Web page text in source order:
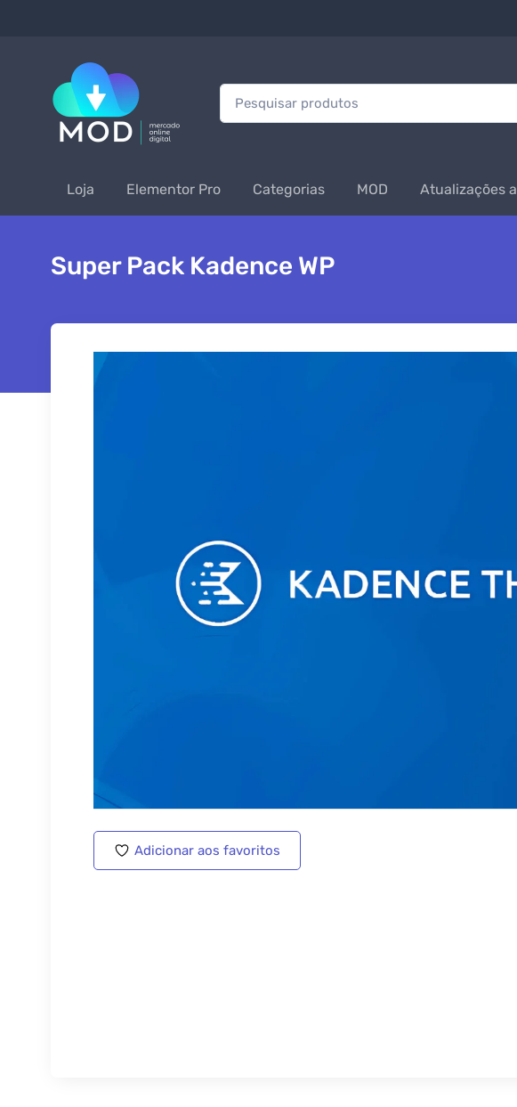
Procurar:
Loja Elementor Pro Categorias MOD Atualizações
Super Pack Kadence WP
Adicionar aos favoritos